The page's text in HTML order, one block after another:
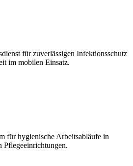
für zuverlässigen Infektionsschutz
im mobilen Einsatz.
für hygienische Arbeitsabläufe in
Pflegeeinrichtungen.